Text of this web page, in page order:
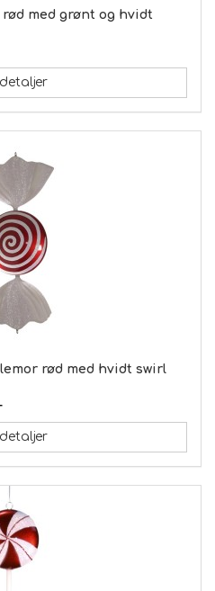
med grønt og hvidt
rød med hvidt swirl